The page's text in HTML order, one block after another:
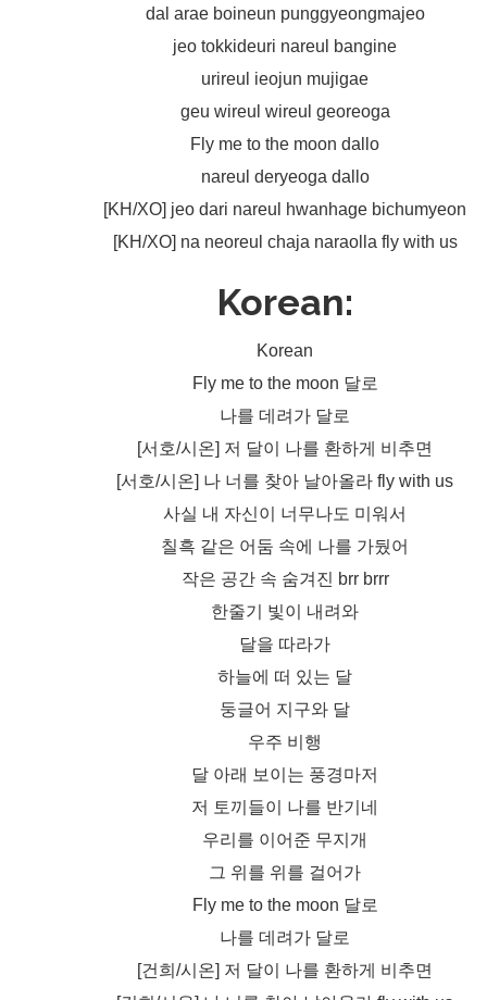
dal arae boineun punggyeongmajeo
jeo tokkideuri nareul bangine
urireul ieojun mujigae
geu wireul wireul georeoga
Fly me to the moon dallo
nareul deryeoga dallo
[KH/XO] jeo dari nareul hwanhage bichumyeon
[KH/XO] na neoreul chaja naraolla fly with us
Korean:
Korean
Fly me to the moon 달로
나를 데려가 달로
[서호/시온] 저 달이 나를 환하게 비추면
[서호/시온] 나 너를 찾아 날아올라 fly with us
사실 내 자신이 너무나도 미워서
칠흑 같은 어둠 속에 나를 가뒀어
작은 공간 속 숨겨진 brr brrr
한줄기 빛이 내려와
달을 따라가
하늘에 떠 있는 달
둥글어 지구와 달
우주 비행
달 아래 보이는 풍경마저
저 토끼들이 나를 반기네
우리를 이어준 무지개
그 위를 위를 걸어가
Fly me to the moon 달로
나를 데려가 달로
[건희/시온] 저 달이 나를 환하게 비추면